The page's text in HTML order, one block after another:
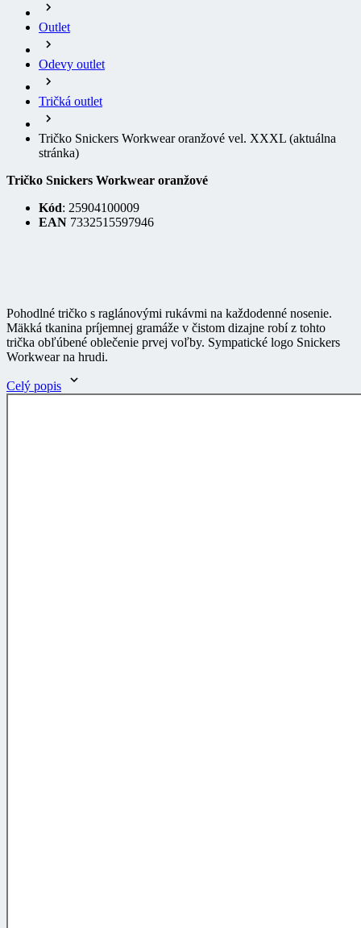
Odevy outlet
Tričká outlet
Tričko Snickers Workwear oranžové vel. XXXL
stránka)
Tričko Snickers Workwear oranžové
Kód: 25904100009
trička obľúbené oblečenie prvej voľby. Sympatické logo Snickers
Workwear na hrudi.
Celý popis